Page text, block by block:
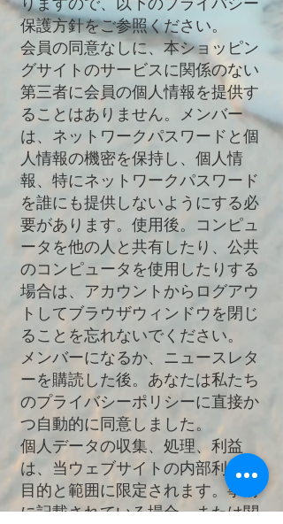
保護方針をご参照ください。
会員の同意なしに、本ショッピン
グサイトのサービスに関係のない
第三者に会員の個人情報を提供す
ることはありません。メンバー
は、ネットワークパスワードと個
人情報の機密を保持し、個人情
報、特にネットワークパスワード
を誰にも提供しないようにする必
要があります。使用後。コンピュ
ータを他の人と共有したり、公共
のコンピュータを使用したりする
場合は、アカウントからログアウ
トしてブラウザウィンドウを閉じ
ることを忘れないでください。
メンバーになるか、ニュースレタ
ーを購読した後。あなたは私たち
のプライバシーポリシーに直接か
つ自動的に同意しました。
個人データの収集、処理、利益
は、当ウェブサイトの内部利用の
目的と範囲に限定されます。事前
に記載されている場合、または関